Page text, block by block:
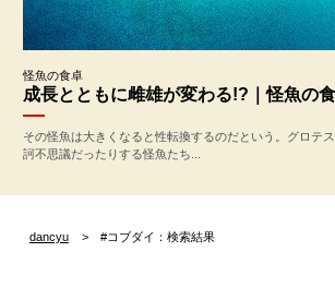
怪魚の食卓
成長とともに雌雄が変わる!?｜怪魚の
その怪魚は大きくなると性転換するのだという。グロテ
訶不思議だったりする怪魚たち...
dancyu #コブダイ：検索結果